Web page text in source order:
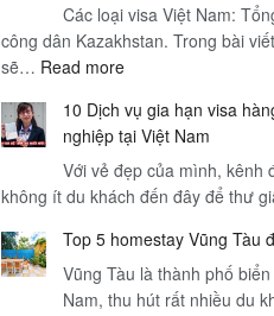
Các loại visa Việt Nam:
công dân Kazakhstan. Trong bài
sẽ… Read more:
loại
visa
Việt
Nam
Tổng
quan
đầy
10 Dịch vụ gia hạn visa
nghiệp tại Việt Nam
Với vẻ đẹp của mình, kênh
không ít du khách đến đây để thư
Top 5 homestay Vũng Tàu
Vũng Tàu là thành phố
Nam, thu hút rất nhiều du